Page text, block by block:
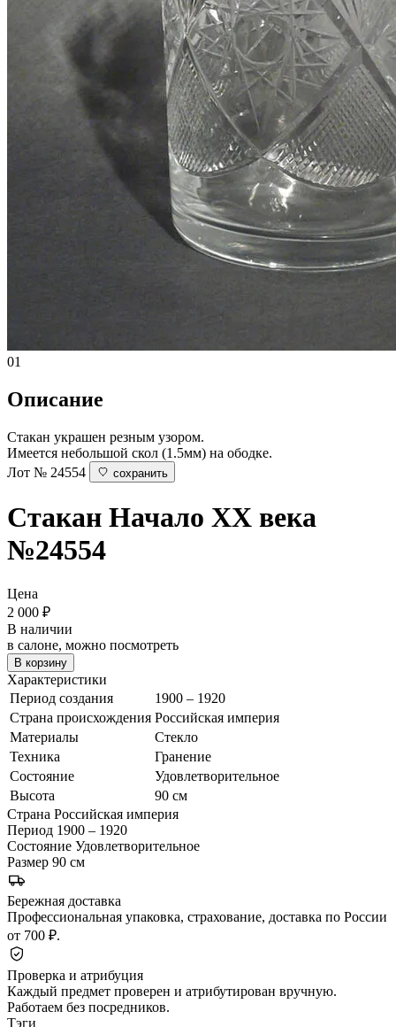
01
Описание
Стакан украшен резным узором.
Имеется небольшой скол (1.5мм) на ободке.
Лот № 24554
сохранить
Стакан Начало XX века
№24554
Цена
2 000 ₽
В наличии
в салоне, можно посмотреть
В корзину
Характеристики
Период создания
1900 – 1920
Страна происхождения Российская империя
Материалы
Стекло
Техника
Гранение
Состояние
Удовлетворительное
Высота
90 см
Страна Российская империя
Период 1900 – 1920
Состояние Удовлетворительное
Размер 90 см
Бережная доставка
Профессиональная упаковка, страхование, доставка по России
от 700 ₽.
Проверка и атрибуция
Каждый предмет проверен и атрибутирован вручную.
Работаем без посредников.
Тэги